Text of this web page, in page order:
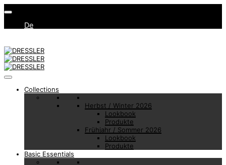
De
Collections
Herbst / Winter 2026
Lookbook
Produkte
Frühjahr / Sommer 2026
Lookbook
Produkte
Basic Essentials